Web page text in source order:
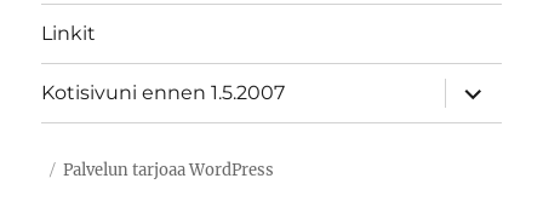
Linkit
Kotisivuni ennen 1.5.2007
näytä
Palvelun tarjoaa WordPress